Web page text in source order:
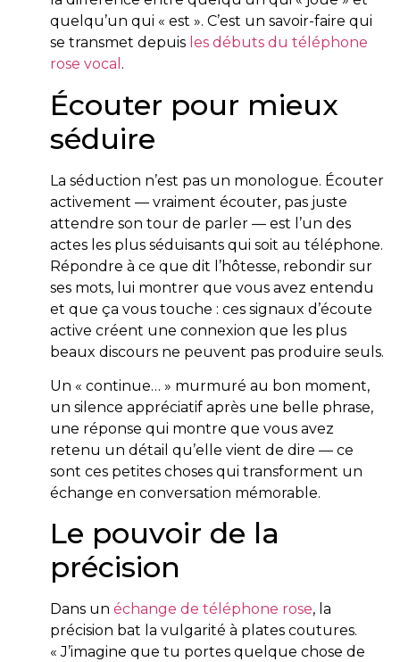
quelqu’un qui « est ». C’est un savoir-faire qui
se transmet depuis les débuts du téléphone
rose vocal .
Écouter pour mieux
séduire
La séduction n’est pas un monologue. Écouter
activement — vraiment écouter, pas juste
attendre son tour de parler — est l’un des
actes les plus séduisants qui soit au téléphone.
Répondre à ce que dit l’hôtesse, rebondir sur
ses mots, lui montrer que vous avez entendu
et que ça vous touche : ces signaux d’écoute
active créent une connexion que les plus
beaux discours ne peuvent pas produire seuls.
Un « continue… » murmuré au bon moment,
un silence appréciatif après une belle phrase,
une réponse qui montre que vous avez
retenu un détail qu’elle vient de dire — ce
sont ces petites choses qui transforment un
échange en conversation mémorable.
Le pouvoir de la
précision
Dans un échange de téléphone rose, la
précision bat la vulgarité à plates coutures.
« J’imagine que tu portes quelque chose de